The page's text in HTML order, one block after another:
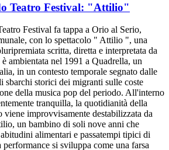
Teatro Festival: "Attilio"
Festival fa tappa a Orio al Serio,
con lo spettacolo " Attilio ", una
scritta, diretta e interpretata da
ambientata nel 1991 a Quadrella, un
in un contesto temporale segnato dalle
sbarchi storici dei migranti sulle coste
della musica pop del periodo. All'interno
tranquilla, la quotidianità della
improvvisamente destabilizzata da
un bambino di soli nove anni che
alimentari e passatempi tipici di
performance si sviluppa come una farsa